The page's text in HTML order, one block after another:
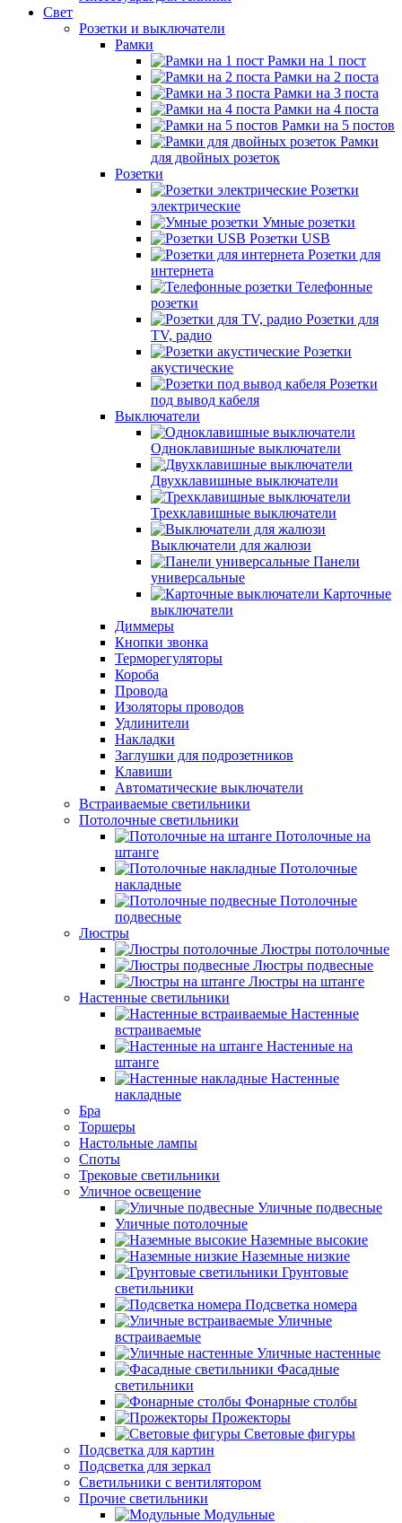
Свет
Розетки и выключатели
Рамки
Рамки на 1 пост
Рамки на 2 поста
Рамки на 3 поста
Рамки на 4 поста
Рамки на 5 постов
Рамки
для двойных розеток
Розетки
Розетки
электрические
Умные розетки
Розетки USB
Розетки для
интернета
Телефонные
розетки
Розетки для
TV, радио
Розетки
акустические
Розетки
под вывод кабеля
Выключатели
Одноклавишные выключатели
Двухклавишные выключатели
Трехклавишные выключатели
Выключатели для жалюзи
Панели
универсальные
Карточные
выключатели
Диммеры
Кнопки звонка
Терморегуляторы
Короба
Провода
Изоляторы проводов
Удлинители
Накладки
Заглушки для подрозетников
Клавиши
Автоматические выключатели
Встраиваемые светильники
Потолочные светильники
Потолочные на
штанге
Потолочные
накладные
Потолочные
подвесные
Люстры
Люстры потолочные
Люстры подвесные
Люстры на штанге
Настенные светильники
Настенные
встраиваемые
Настенные на
штанге
Настенные
накладные
Бра
Торшеры
Настольные лампы
Споты
Трековые светильники
Уличное освещение
Уличные подвесные
Уличные потолочные
Наземные высокие
Наземные низкие
Грунтовые
светильники
Подсветка номера
Уличные
встраиваемые
Уличные настенные
Фасадные
светильники
Фонарные столбы
Прожекторы
Световые фигуры
Подсветка для картин
Подсветка для зеркал
Светильники с вентилятором
Прочие светильники
Модульные